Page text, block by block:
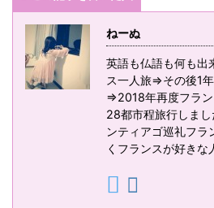
ねーぬ
英語も仏語も何も出
ス一人旅⇒その後1
⇒2018年再度フラ
28都市程旅行しま
ンティアゴ巡礼フラ
くフランスが好きな